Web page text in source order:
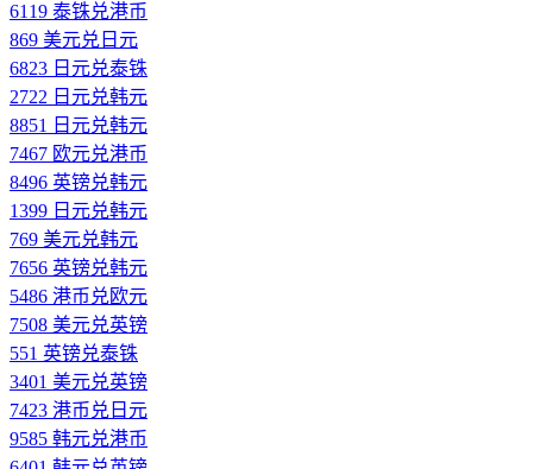
6119 泰铢兑港币
869 美元兑日元
6823 日元兑泰铢
2722 日元兑韩元
8851 日元兑韩元
7467 欧元兑港币
8496 英镑兑韩元
1399 日元兑韩元
769 美元兑韩元
7656 英镑兑韩元
5486 港币兑欧元
7508 美元兑英镑
551 英镑兑泰铢
3401 美元兑英镑
7423 港币兑日元
9585 韩元兑港币